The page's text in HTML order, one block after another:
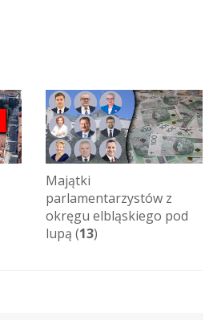
Majątki
parlamentarzystów z
okręgu elbląskiego pod
lupą (13)